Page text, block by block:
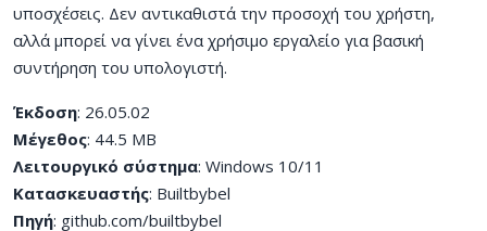
υποσχέσεις. Δεν αντικαθιστά την προσοχή του χρήστη,
αλλά μπορεί να γίνει ένα χρήσιμο εργαλείο για βασική
συντήρηση του υπολογιστή.
Έκδοση: 26.05.02
Μέγεθος: 44.5 MB
Λειτουργικό σύστημα: Windows 10/11
Κατασκευαστής: Builtbybel
Πηγή: github.com/builtbybel